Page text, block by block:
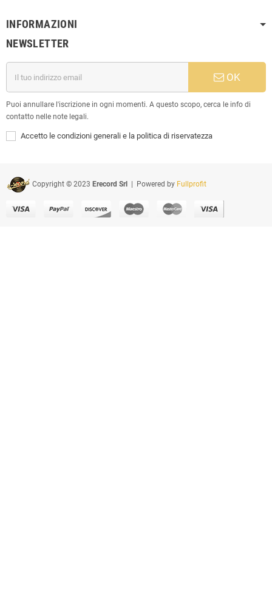
INFORMAZIONI
NEWSLETTER
OK
Puoi annullare l'iscrizione in ogni momenti. A questo scopo, cerca le info di
contatto nelle note legali.
Accetto le condizioni generali e la politica di riservatezza
Copyright © 2023 Erecord Srl | Powered by Fullprofit